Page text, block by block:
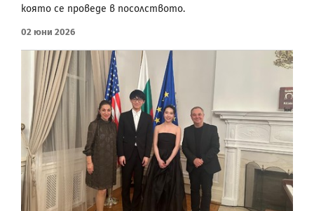
която се проведе в посолството.
02 Юни 2026